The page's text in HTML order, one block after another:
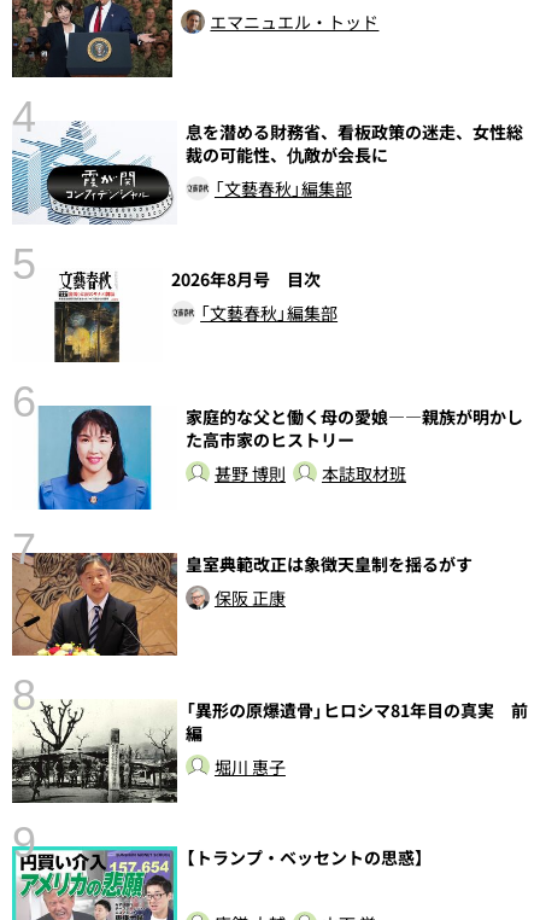
エマニュエル・トッド
4
息を潜める財務省、看板政策の迷走、女性総
裁の可能性、仇敵が会長に
「文藝春秋」編集部
5
2026年8月号 目次
「文藝春秋」編集部
6
家庭的な父と働く母の愛娘――親族が明かし
た高市家のヒストリー
甚野 博則
本誌取材班
7
皇室典範改正は象徴天皇制を揺るがす
保阪 正康
8
「異形の原爆遺骨」ヒロシマ81年目の真実 前
編
堀川 惠子
9 【トランプ・ベッセントの思惑】